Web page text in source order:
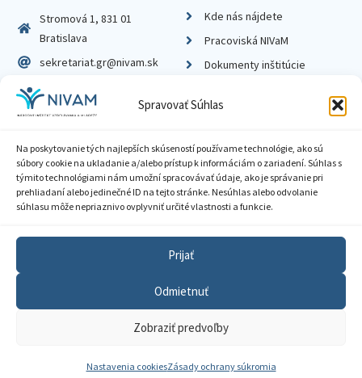
Spravovať Súhlas
Na poskytovanie tých najlepších skúseností používame technológie, ako sú
súbory cookie na ukladanie a/alebo prístup k informáciám o zariadení. Súhlas s
týmito technológiami nám umožní spracovávať údaje, ako je správanie pri
prehliadaní alebo jedinečné ID na tejto stránke. Nesúhlas alebo odvolanie
súhlasu môže nepriaznivo ovplyvniť určité vlastnosti a funkcie.
Prijať
Odmietnuť
Zobraziť predvoľby
Nastavenia cookiesZásady ochrany súkromia
Stromová 1, 831 01
Bratislava
sekretariat.gr@nivam.sk
IČO: 00164348
DIČ: 2020798714
Kde nás nájdete
Pracoviská NIVaM
Dokumenty inštitúcie
© 2026 Národný inštitút vzdelávania a mládeže
Zásady ochrany súkromia
Sprístupnenie informácií
Nastavenia cookies
GDPR